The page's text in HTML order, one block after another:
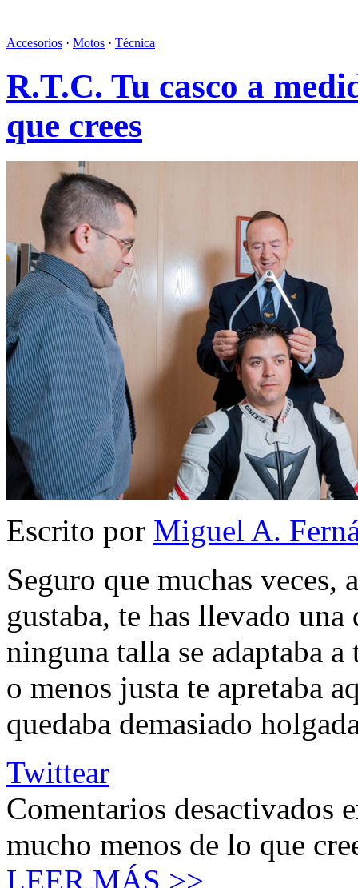
Accesorios · Motos · Técnica
R.T.C. Tu casco a
que crees
Escrito por Miguel A.
Seguro que muchas veces,
gustaba, te has llevado
ninguna talla se adaptaba a
o menos justa te apretaba
quedaba demasiado
Twittear
Comentarios desactivados
mucho menos de lo que
LEER MÁS >>